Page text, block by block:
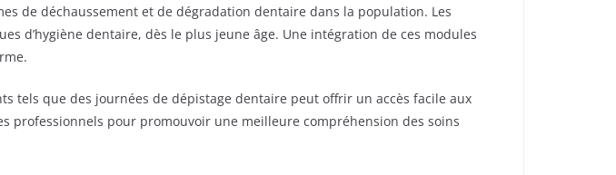
de déchaussement et de dégradation dentaire dans la population. Les
d’hygiène dentaire, dès le plus jeune âge. Une intégration de ces modules
tels que des journées de dépistage dentaire peut offrir un accès facile aux
professionnels pour promouvoir une meilleure compréhension des soins